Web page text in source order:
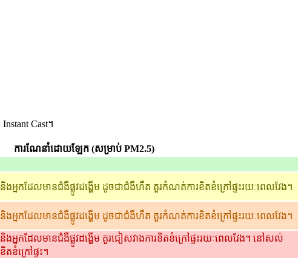
Cast។
ការណែនាំដោយឡែក (សម្រាប់ PM2.5)
នកដែលមានជំងឺផ្លូវដង្ហើម ដូចជាជំងឺហឺត គួរកំណត់ការខិតខំក្រៅផ្ទះរយៈពេលវែង។
នកដែលមានជំងឺផ្លូវដង្ហើម ដូចជាជំងឺហឺត គួរកំណត់ការខិតខំក្រៅផ្ទះរយៈពេលវែង។
នកដែលមានជំងឺផ្លូវដង្ហើម គួរជៀសវាងការខិតខំក្រៅផ្ទះរយៈពេលវែង។ នៅសល់
ខំក្រៅផ្ទះ។